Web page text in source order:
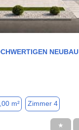
NEUBAU
m² Zimmer 4
★